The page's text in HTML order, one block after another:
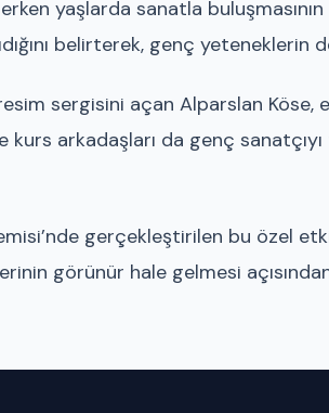
yaşlarda sanatla
belirterek, genç
sergisini açan Alparslan
arkadaşları da genç sanatçıyı
gerçekleştirilen bu özel
görünür hale gelmesi